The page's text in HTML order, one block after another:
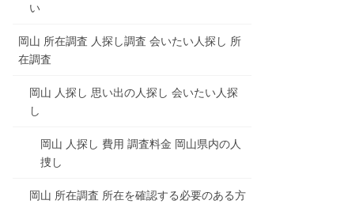
い
岡山 所在調査 人探し調査 会いたい人探し 所
在調査
岡山 人探し 思い出の人探し 会いたい人探
し
岡山 人探し 費用 調査料金 岡山県内の人
捜し
岡山 所在調査 所在を確認する必要のある方